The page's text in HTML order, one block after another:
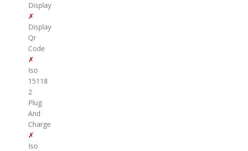
Display
✗
Display
Qr
Code
✗
Iso
15118
2
Plug
And
Charge
✗
Iso